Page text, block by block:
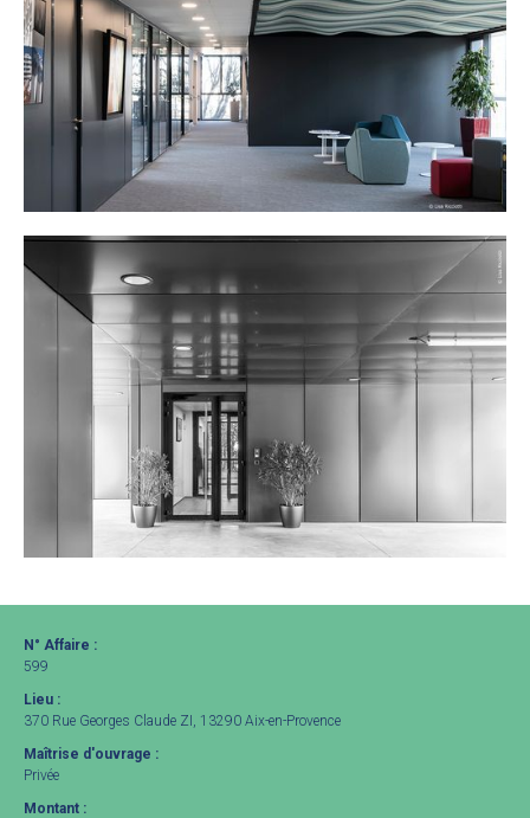
N° Affaire :
599
Lieu :
370 Rue Georges Claude ZI, 13290 Aix-en-Provence
Maîtrise d'ouvrage :
Privée
Montant :